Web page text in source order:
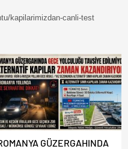
kapilarimizdan-canli-test
GÜZERGAHINDA